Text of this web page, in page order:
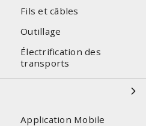
Fils et câbles
Outillage
Électrification des
transports
Application Mobile